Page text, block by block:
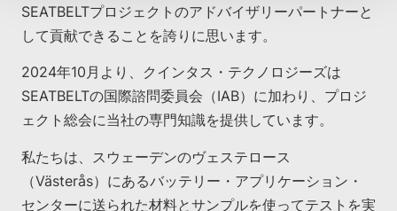
SEATBELTプロジェクトのアドバイザリーパートナーと
して貢献できることを誇りに思います。
2024年10月より、クインタス・テクノロジーズは
SEATBELTの国際諮問委員会（IAB）に加わり、プロジ
ェクト総会に当社の専門知識を提供しています。
私たちは、スウェーデンのヴェステロース
（Västerås）にあるバッテリー・アプリケーション・
センターに送られた材料とサンプルを使ってテストを実